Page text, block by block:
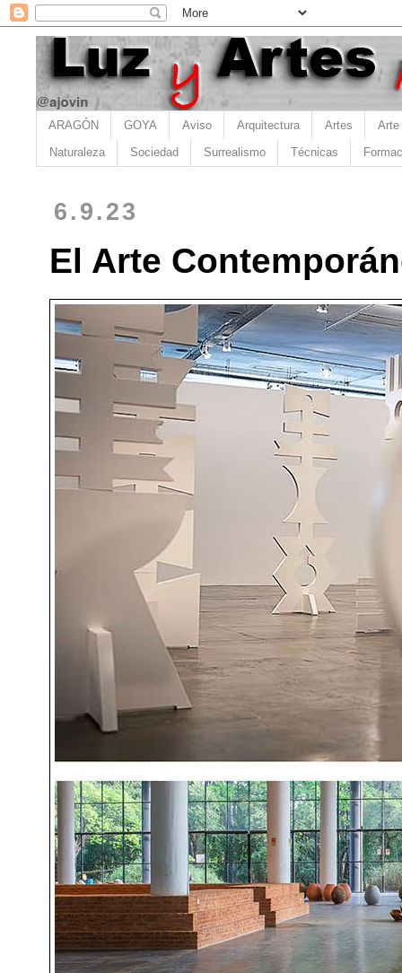
ARAGÓN GOYA Aviso Arquitectura Artes Arte
Naturaleza Sociedad Surrealismo Técnicas
6.9.23
El Arte